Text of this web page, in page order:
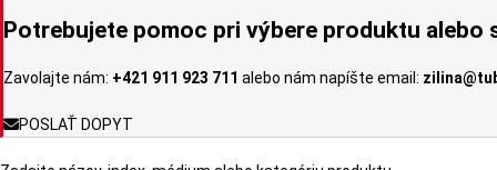
na
produktu.
Potrebujete pomoc pri výbere produktu alebo
Zavolajte nám: +421 911 923 711 alebo nám napíšte email:
POSLAŤ DOPYT